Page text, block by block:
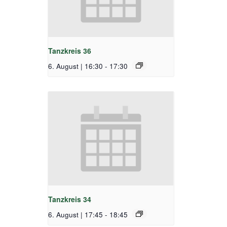
Tanzkreis 36
6. August | 16:30 - 17:30
Tanzkreis 34
6. August | 17:45 - 18:45